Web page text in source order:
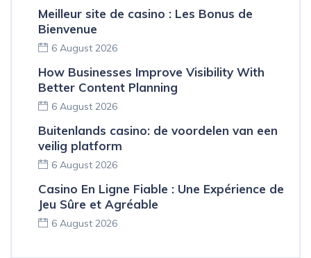
Meilleur site de casino : Les Bonus de
Bienvenue
6 August 2026
How Businesses Improve Visibility With
Better Content Planning
6 August 2026
Buitenlands casino: de voordelen van een
veilig platform
6 August 2026
Casino En Ligne Fiable : Une Expérience de
Jeu Sûre et Agréable
6 August 2026